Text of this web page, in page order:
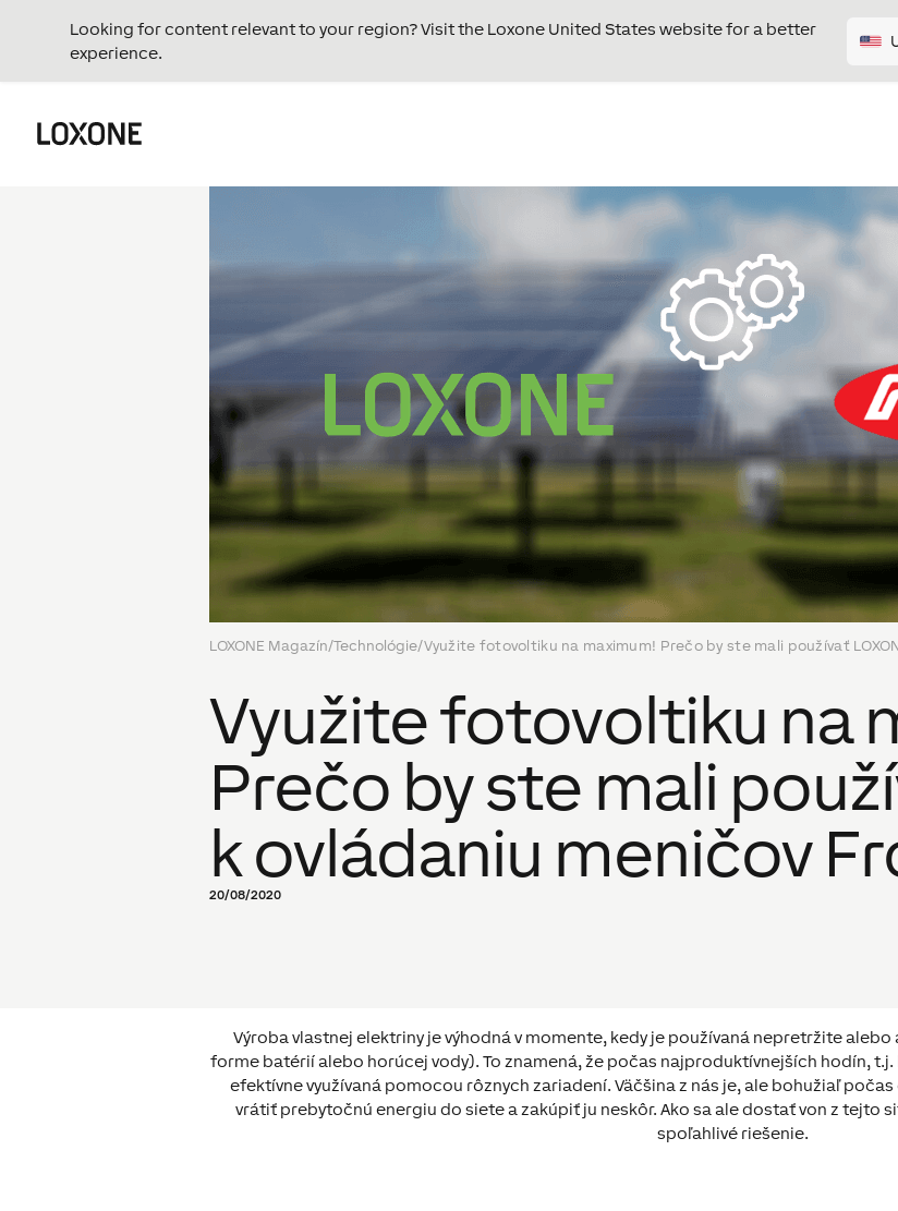
Looking for content relevant to your region? Visit the Loxone United States website for a better
experience.
LOXONE Magazín/Technológie/Využite fotovoltiku na maximum! Prečo by ste mali používať
Využite fotovoltiku na
Prečo by ste mali
k ovládaniu meničov
20/08/2020
Výroba vlastnej elektriny je výhodná v momente, kedy je používaná nepretržite
forme batérií alebo horúcej vody). To znamená, že počas najproduktívnejších hodín,
efektívne využívaná pomocou rôznych zariadení. Väčšina z nás je, ale bohužiaľ
vrátiť prebytočnú energiu do siete a zakúpiť ju neskôr. Ako sa ale dostať von z tejto
spoľahlivé riešenie.